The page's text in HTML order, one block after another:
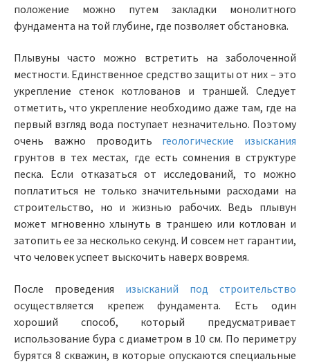
положение можно путем закладки монолитного
фундамента на той глубине, где позволяет обстановка.
Плывуны часто можно встретить на заболоченной
местности. Единственное средство защиты от них – это
укрепление стенок котлованов и траншей. Следует
отметить, что укрепление необходимо даже там, где на
первый взгляд вода поступает незначительно. Поэтому
очень важно проводить геологические изыскания
грунтов в тех местах, где есть сомнения в структуре
песка. Если отказаться от исследований, то можно
поплатиться не только значительными расходами на
строительство, но и жизнью рабочих. Ведь плывун
может мгновенно хлынуть в траншею или котлован и
затопить ее за несколько секунд. И совсем нет гарантии,
что человек успеет выскочить наверх вовремя.
После проведения изысканий под строительство
осуществляется крепеж фундамента. Есть один
хороший способ, который предусматривает
использование бура с диаметром в 10 см. По периметру
бурятся 8 скважин, в которые опускаются специальные